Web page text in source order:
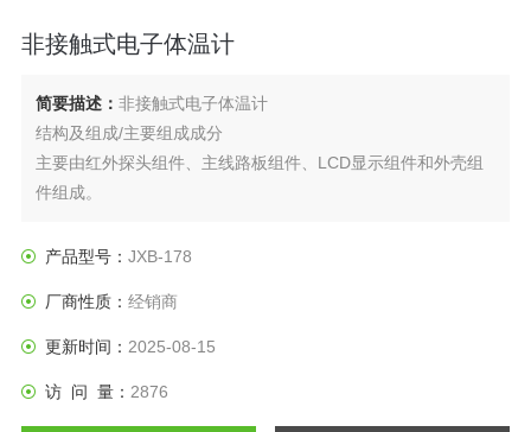
非接触式电子体温计
简要描述： 非接触式电子体温计
结构及组成/主要组成成分
主要由红外探头组件、主线路板组件、LCD显示组件和外壳组
件组成。
通过测量额头的热辐射来显示被测对象的体温。
产品型号： JXB-178
厂商性质： 经销商
更新时间： 2025-08-15
访 问 量： 2876